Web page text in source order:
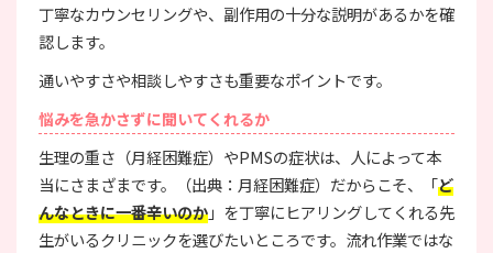
丁寧なカウンセリングや、副作用の十分な説明があるかを確
認します。
通いやすさや相談しやすさも重要なポイントです。
悩みを急かさずに聞いてくれるか
生理の重さ（月経困難症）やPMSの症状は、人によって本
当にさまざまです。（出典：月経困難症）だからこそ、「ど
んなときに一番辛いのか」を丁寧にヒアリングしてくれる先
生がいるクリニックを選びたいところです。流れ作業ではな